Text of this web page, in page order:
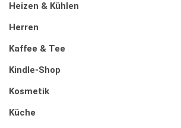
Heizen & Kühlen
Herren
Kaffee & Tee
Kindle-Shop
Kosmetik
Küche